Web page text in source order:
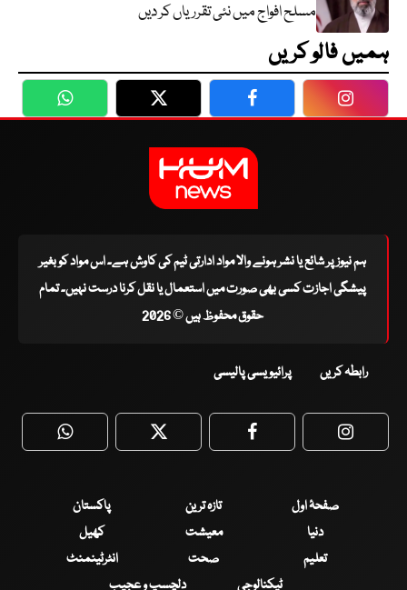
مسلح افواج میں نئی تقرریاں کر دیں
ہمیں فالو کریں
WhatsApp Twitter Facebook
ہم نیوز پر شائع یا نشر ہونے والا مواد ادارتی ٹیم کی کاوش ہے۔ اس مواد کو بغیر
پیشگی اجازت کسی بھی صورت میں استعمال یا نقل کرنا درست نہیں۔ تمام
حقوق محفوظ ہیں © 2026
رابطہ کریں پرائیویسی پالیسی
WhatsApp Twitter Facebook
صفحۂ اول تازہ ترین
پاکستان
دنیا
معیشت
کھیل
تعلیم
صحت
انٹرٹینمنٹ
ٹیکنالوجی
دلچسپ و عجیب